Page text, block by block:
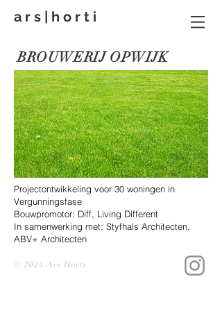
a r s | h o r t i
BROUWERIJ OPWIJK
Projectontwikkeling voor 30 woningen in
Vergunningsfase
Bouwpromotor: Diff, Living Different
In samenwerking met: Styfhals Architecten,
ABV+ Architecten
© 2024 Ars Horti